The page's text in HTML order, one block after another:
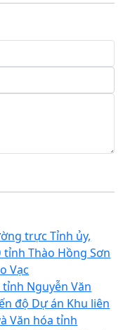
trực Tỉnh ủy,
Thào Hồng Sơn
Vạc
Nguyễn Văn
độ Dự án Khu liên
Văn hóa tỉnh